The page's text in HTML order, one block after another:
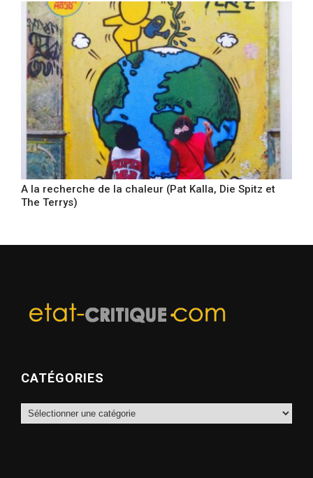
A la recherche de la chaleur (Pat Kalla, Die Spitz et
The Terrys)
CATÉGORIES
Catégories